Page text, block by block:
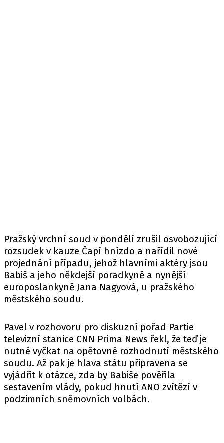
Pražský vrchní soud v pondělí zrušil osvobozující
rozsudek v kauze Čapí hnízdo a nařídil nové
projednání případu, jehož hlavními aktéry jsou
Babiš a jeho někdejší poradkyně a nynější
europoslankyně Jana Nagyová, u pražského
městského soudu.
Pavel v rozhovoru pro diskuzní pořad Partie
televizní stanice CNN Prima News řekl, že teď je
nutné vyčkat na opětovné rozhodnutí městského
soudu. Až pak je hlava státu připravena se
vyjádřit k otázce, zda by Babiše pověřila
sestavením vlády, pokud hnutí ANO zvítězí v
podzimních sněmovních volbách.